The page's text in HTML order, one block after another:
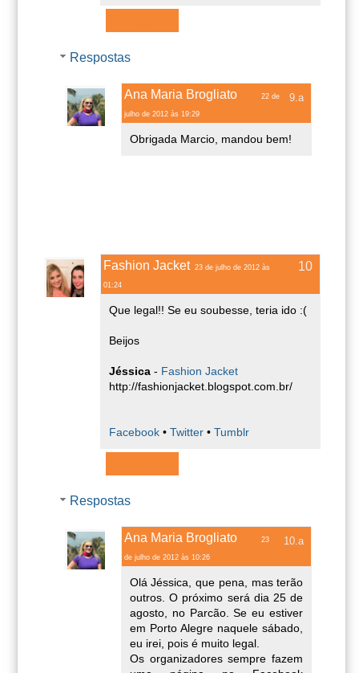
Respostas
Ana Maria Brogliato 22 de
julho de 2012 às 19:29
Obrigada Marcio, mandou bem!
Fashion Jacket 23 de julho de 2012 às
01:24
Que legal!! Se eu soubesse, teria ido :(
Beijos
Jéssica- Fashion Jacket
http://fashionjacket.blogspot.com.br/
Facebook• Twitter• Tumblr
Respostas
Ana Maria Brogliato 23
de julho de 2012 às 10:26
Olá Jéssica, que pena, mas terão
outros. O próximo será dia 25 de
agosto, no Parcão. Se eu estiver
em Porto Alegre naquele sábado,
eu irei, pois é muito legal.
Os organizadores sempre fazem